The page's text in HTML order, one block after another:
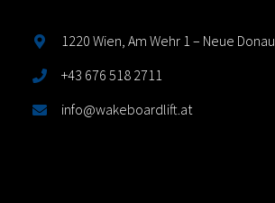
1220 Wien, Am Wehr 1 – Neue Donau
+43 676 518 2711
info@wakeboardlift.at